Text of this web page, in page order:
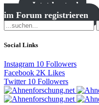
Jetzt kostenlos
im Forum registrieren
Social Links
Instagram 10 Followers
Facebook 2K Likes
Twitter 10 Followers